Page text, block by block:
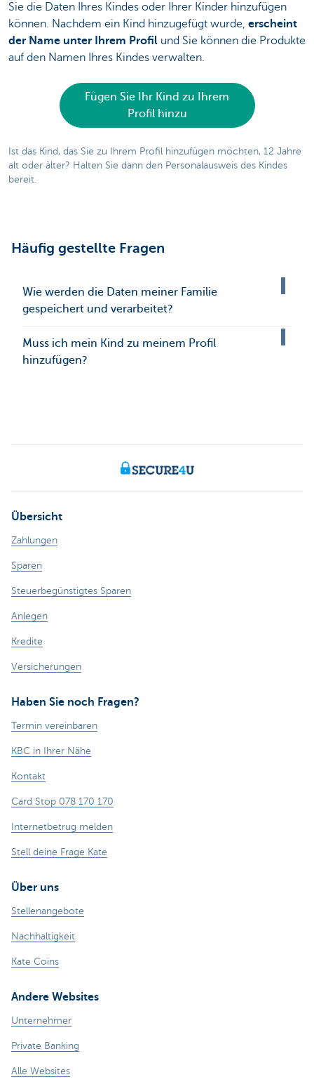
Sie die Daten Ihres Kindes oder Ihrer Kinder hinzufügen
können. Nachdem ein Kind hinzugefügt wurde, erscheint
der Name unter Ihrem Profil und Sie können die Produkte
auf den Namen Ihres Kindes verwalten.
Fügen Sie Ihr Kind zu Ihrem
Profil hinzu
Ist das Kind, das Sie zu Ihrem Profil hinzufügen möchten, 12 Jahre
alt oder älter? Halten Sie dann den Personalausweis des Kindes
bereit.
Häufig gestellte Fragen
Wie werden die Daten meiner Familie
gespeichert und verarbeitet?
Muss ich mein Kind zu meinem Profil
hinzufügen?
Übersicht
Zahlungen
Sparen
Steuerbegünstigtes Sparen
Anlegen
Kredite
Versicherungen
Haben Sie noch Fragen?
Termin vereinbaren
KBC in Ihrer Nähe
Kontakt
Card Stop 078 170 170
Internetbetrug melden
Stell deine Frage Kate
Über uns
Stellenangebote
Nachhaltigkeit
Kate Coins
Andere Websites
Unternehmer
Private Banking
Alle Websites